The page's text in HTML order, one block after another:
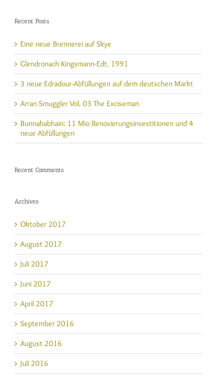
Recent Posts
Eine neue Brennerei auf Skye
Glendronach Kingsmann-Edt. 1991
3 neue Edradour-Abfüllungen auf dem deutschen Markt
Arran Smuggler Vol. 03 The Exciseman
Bunnahabhain: 11 Mio Renovierungsinvestitionen und 4
neue Abfüllungen
Recent Comments
Archives
Oktober 2017
August 2017
Juli 2017
Juni 2017
April 2017
September 2016
August 2016
Juli 2016